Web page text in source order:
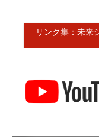
リンク集：未来